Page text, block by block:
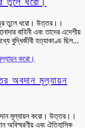
তুলে ধরো। উত্তর।।
বাহিনী এবং তাদের এদেশীয়
বুদ্ধিজীবী হত্যাকাণ্ড ছিল...
অবদান মূল্যায়ন
মূল্যায়ন করো। উত্তর।।
অবিস্মরণীয় এবং ঐতিহাসিক